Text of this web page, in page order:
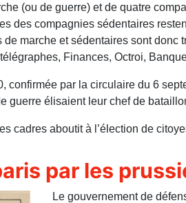
(ou de guerre) et de quatre
des compagnies sédentaires
marche et sédentaires sont
Finances, Octroi,
confirmée par la circulaire du 6
guerre élisaient leur chef de
cadres aboutit à l’élection de
par les
Le gouvernement de